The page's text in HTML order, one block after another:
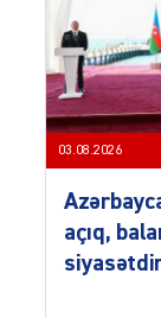
03.08.2026
açıq,